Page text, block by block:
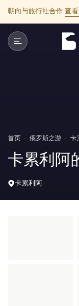
朝向与旅行社合作 查
首页 俄罗斯之游 卡
卡累利阿
卡累利阿